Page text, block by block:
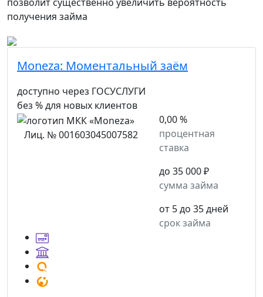
получения займа
Moneza: Моментальный заём
доступно через ГОСУСЛУГИ
без % для новых клиентов
Лиц. № 001603045007582
0,00 %
процентная
ставка
до 35 000 ₽
сумма займа
от 5 до 35 дней
срок займа